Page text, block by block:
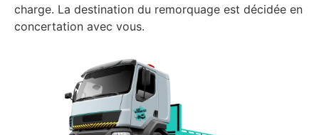
charge. La destination du remorquage est décidée en
concertation avec vous.